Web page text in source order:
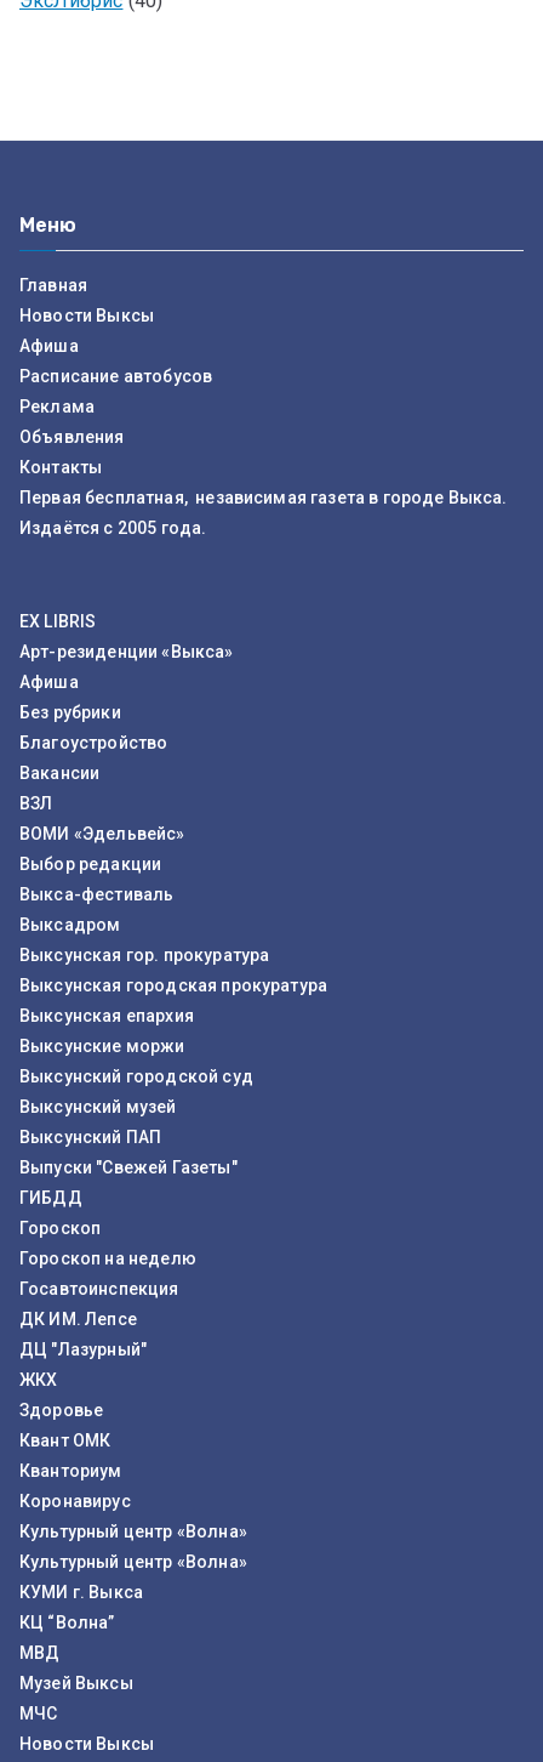
Меню
Главная
Новости Выксы
Афиша
Расписание автобусов
Реклама
Объявления
Контакты
Первая бесплатная, независимая газета в городе Выкса.
Издаётся с 2005 года.
EX LIBRIS
Арт-резиденции «Выкса»
Афиша
Без рубрики
Благоустройство
Вакансии
ВЗЛ
ВОМИ «Эдельвейс»
Выбор редакции
Выкса-фестиваль
Выксадром
Выксунская гор. прокуратура
Выксунская городская прокуратура
Выксунская епархия
Выксунские моржи
Выксунский городской суд
Выксунский музей
Выксунский ПАП
Выпуски "Свежей Газеты"
ГИБДД
Гороскоп
Гороскоп на неделю
Госавтоинспекция
ДК ИМ. Лепсе
ДЦ "Лазурный"
ЖКХ
Здоровье
Квант ОМК
Кванториум
Коронавирус
Культурный центр «Волна»
Культурный центр «Волна»
КУМИ г. Выкса
КЦ “Волна”
МВД
Музей Выксы
МЧС
Новости Выксы